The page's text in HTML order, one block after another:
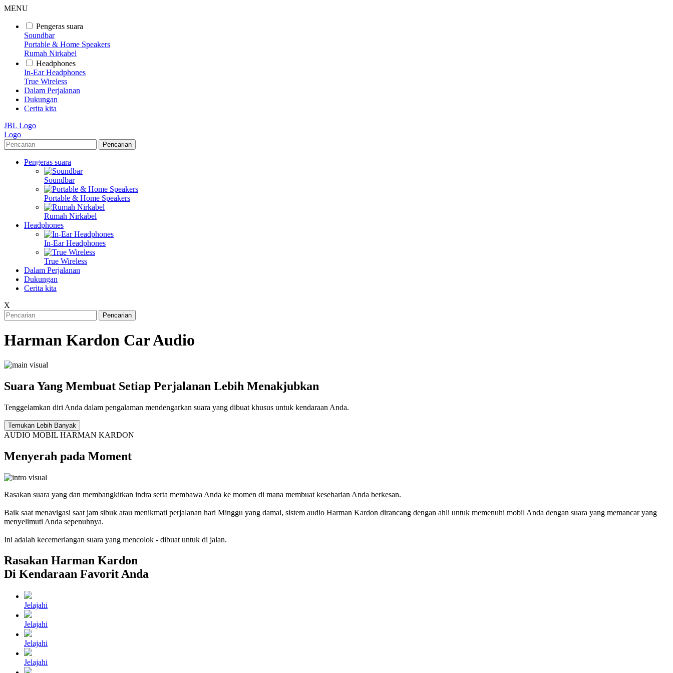
MENU
Pengeras suara
Soundbar
Portable & Home Speakers
Rumah Nirkabel
Headphones
In-Ear Headphones
True Wireless
Dalam Perjalanan
Dukungan
Cerita kita
JBL Logo
Logo
Pencarian
Pengeras suara
Soundbar
Portable & Home Speakers
Rumah Nirkabel
Headphones
In-Ear Headphones
True Wireless
Dalam Perjalanan
Dukungan
Cerita kita
X
Pencarian
Harman Kardon Car Audio
Suara Yang Membuat Setiap Perjalanan Lebih Menakjubkan
Tenggelamkan diri Anda dalam pengalaman mendengarkan suara yang dibuat khusus untuk kendaraan Anda.
Temukan Lebih Banyak
AUDIO MOBIL HARMAN KARDON
Menyerah pada Moment
Rasakan suara yang dan membangkitkan indra serta membawa Anda ke momen di mana membuat keseharian Anda berkesan.
Baik saat menavigasi saat jam sibuk atau menikmati perjalanan hari Minggu yang damai, sistem audio Harman Kardon dirancang dengan ahli untuk memenuhi mobil Anda dengan suara yang memancar yang
menyelimuti Anda sepenuhnya.
Ini adalah kecemerlangan suara yang mencolok - dibuat untuk di jalan.
Rasakan Harman Kardon
Di Kendaraan Favorit Anda
Jelajahi
Jelajahi
Jelajahi
Jelajahi